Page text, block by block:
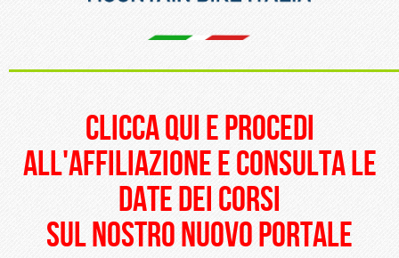
clicca qui e procedi
all'affiliazione e consulta le
date dei corsi
sul nostro nuovo portale